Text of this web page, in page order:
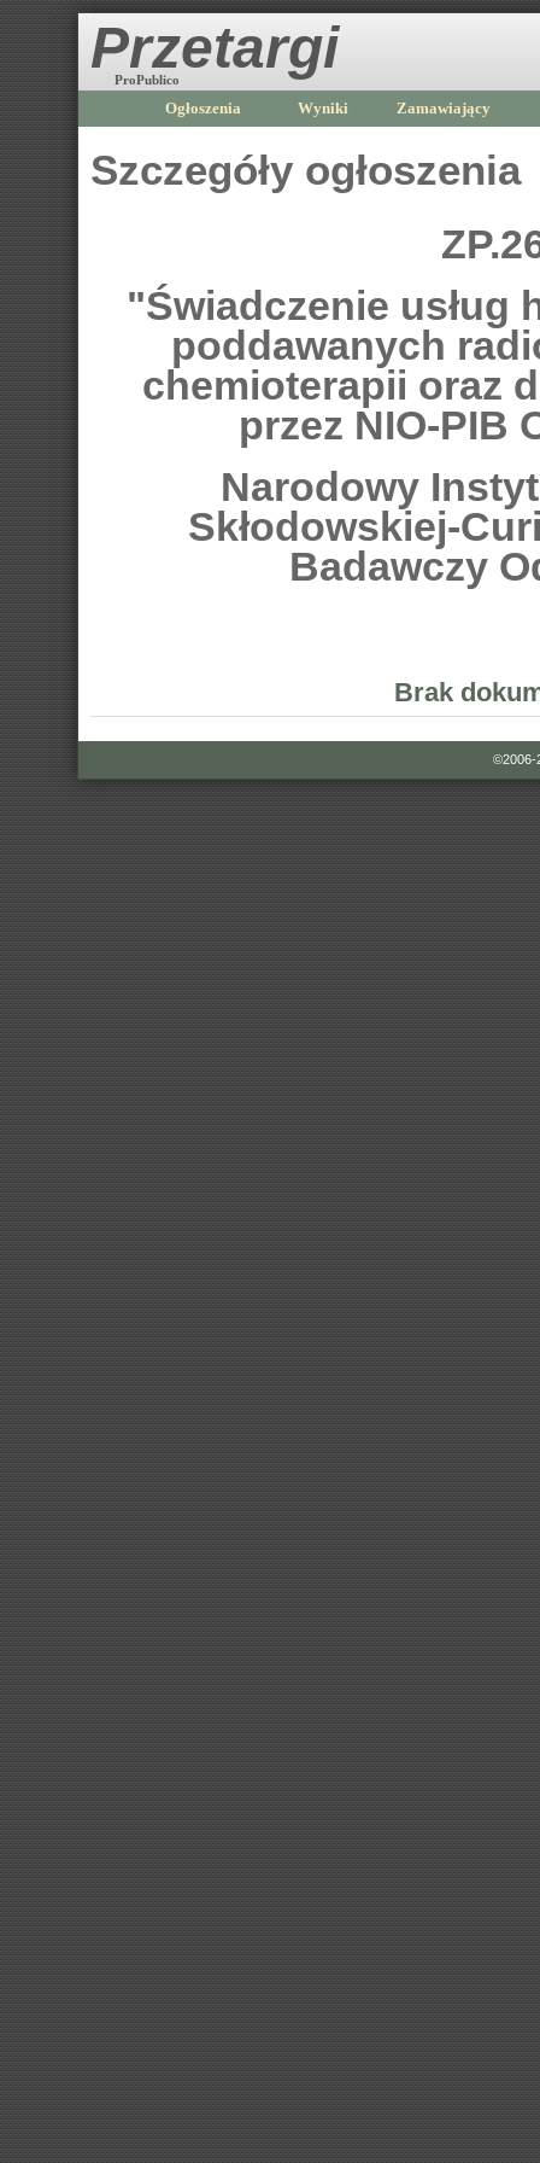
Przetargi
ProPublico
Ogłoszenia Wyniki Zamawiający
Szczegóły ogłoszenia
"Świadczenie usług
poddawanych
chemioterapii oraz
przez NIO-PIB
Narodowy
Skłodowskiej-
Badawczy
Brak
©2006-